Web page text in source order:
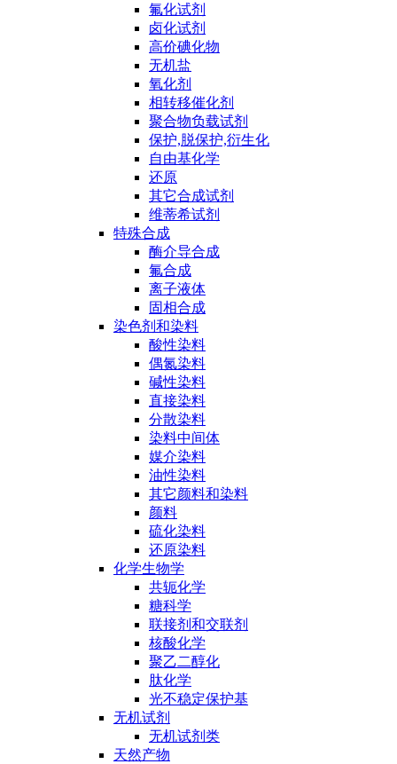
氟化试剂
卤化试剂
高价碘化物
无机盐
氧化剂
相转移催化剂
聚合物负载试剂
保护,脱保护,衍生化
自由基化学
还原
其它合成试剂
维蒂希试剂
特殊合成
酶介导合成
氟合成
离子液体
固相合成
染色剂和染料
酸性染料
偶氮染料
碱性染料
直接染料
分散染料
染料中间体
媒介染料
油性染料
其它颜料和染料
颜料
硫化染料
还原染料
化学生物学
共轭化学
糖科学
联接剂和交联剂
核酸化学
聚乙二醇化
肽化学
光不稳定保护基
无机试剂
无机试剂类
天然产物